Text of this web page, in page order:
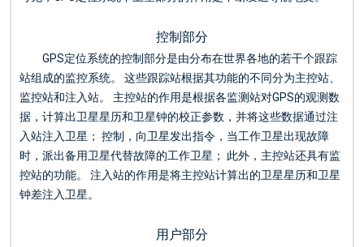
控制部分
GPS定位系统的控制部分是由分布在世界各地的若干个跟踪
站组成的监控系统。 这些跟踪站根据其功能的不同分为主控站、
监控站和注入站。 主控站的作用是根据各监测站对GPS的观测数
据，计算出卫星星历和卫星钟的校正参数，并将这些数据通过注
入站注入卫星； 控制，向卫星发出指令，当工作卫星出现故障
时，派出备用卫星代替故障的工作卫星； 此外，主控站还具有监
控站的功能。 注入站的作用是将主控站计算出的卫星星历和卫星
钟差注入卫星。
用户部分